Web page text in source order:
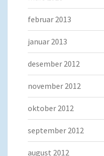
februar 2013
januar 2013
desember 2012
november 2012
oktober 2012
september 2012
august 2012